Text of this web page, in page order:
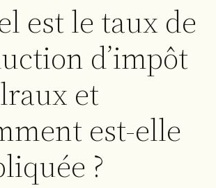
est le taux de
d’impôt
et
est-elle
?